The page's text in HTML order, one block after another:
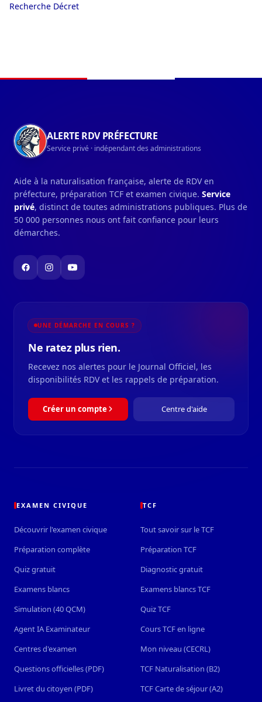
Recherche Décret
ALERTE RDV PRÉFECTURE
Service privé · indépendant des administrations
Aide à la naturalisation française, alerte de RDV en
préfecture, préparation TCF et examen civique. Service
privé, distinct de toutes administrations publiques. Plus de
50 000 personnes nous ont fait confiance pour leurs
démarches.
UNE DÉMARCHE EN COURS ?
Ne ratez plus rien.
Recevez nos alertes pour le Journal Officiel, les
disponibilités RDV et les rappels de préparation.
Créer un compte Centre d'aide
EXAMEN CIVIQUE
Découvrir l'examen civique
Préparation complète
Quiz gratuit
Examens blancs
Simulation (40 QCM)
Agent IA Examinateur
Centres d'examen
Questions officielles (PDF)
Livret du citoyen (PDF)
TCF
Tout savoir sur le TCF
Préparation TCF
Diagnostic gratuit
Examens blancs TCF
Quiz TCF
Cours TCF en ligne
Mon niveau (CECRL)
TCF Naturalisation (B2)
TCF Carte de séjour (A2)